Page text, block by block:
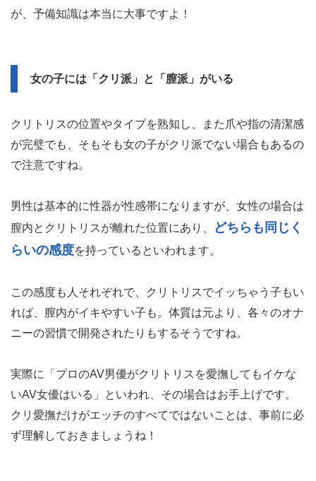
が、予備知識は本当に大事ですよ！
女の子には「クリ派」と「膣派」がいる
クリトリスの位置やタイプを熟知し、また爪や指の清潔感
が完璧でも、そもそも女の子がクリ派でない場合もあるの
で注意ですね。
男性は基本的に性器が性感帯になりますが、女性の場合は
膣内とクリトリスが離れた位置にあり、
どちらも同じく
らいの感度を持っているといわれます。
この感度も人それぞれで、クリトリスでイッちゃう子もい
れば、膣内がイキやすい子も。体質は元より、各々のオナ
ニーの習慣で開発されたりもするそうですね。
実際に「プロのAV男優がクリトリスを愛撫してもイケな
いAV女優はいる」といわれ、その場合はお手上げです。
クリ愛撫だけがエッチのすべてではないことは、事前に必
ず理解しておきましょうね！